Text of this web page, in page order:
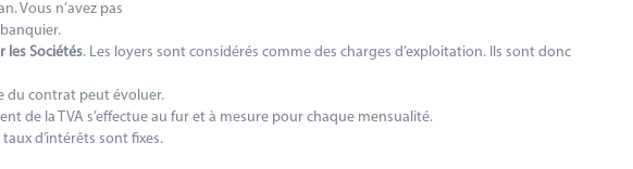
Vous n’avez pas
les Sociétés. Les loyers sont considérés comme des charges d’exploitation. Ils sont donc
du contrat peut évoluer.
de la TVA s’effectue au fur et à mesure pour chaque mensualité.
taux d’intérêts sont fixes.